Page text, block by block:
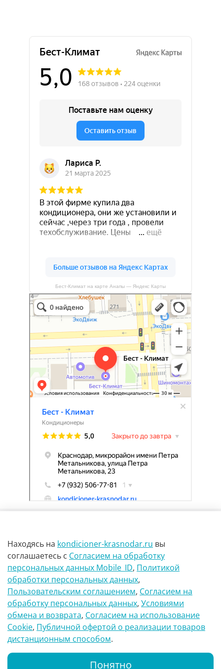
Бест-Климат на карте Анапы — Яндекс Карты
Бест-климат
Кондиционеры в Краснодаре
г Краснодар Ул Петра метальникова 23
8(900)29-888-66
info@kondicioner-krasnodar.ru
Находясь на kondicioner-krasnodar.ru вы
соглашаетесь с Согласием на обработку
персональных данных Mobile_ID, Политикой
обработки персональных данных,
Пользовательским соглашением, Согласием на
обработку персональных данных, Условиями
обмена и возврата, Согласием на использование
Сookie, Публичной офертой о реализации товаров
дистанционным способом.
Понятно